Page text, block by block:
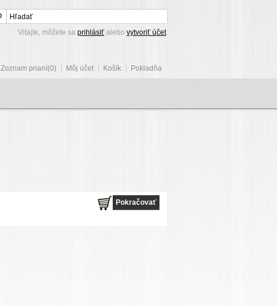
Vitajte, môžete sa prihlásiť alebo vytvoriť účet.
Zoznam prianí(0) Môj účet Košík Pokladňa
Pokračovať